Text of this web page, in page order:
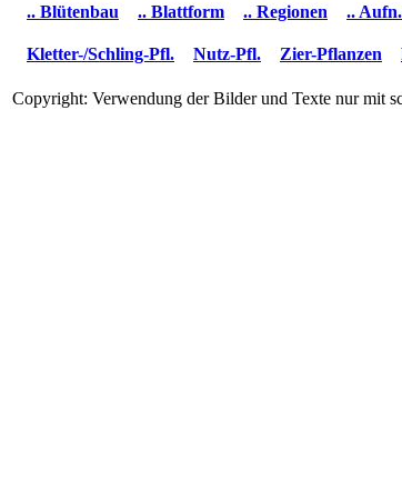
.. Blütenbau .. Blattform .. Regionen ..
Kletter-/Schling-Pfl. Nutz-Pfl. Zier-Pflanzen
Copyright: Verwendung der Bilder und Texte nur mit